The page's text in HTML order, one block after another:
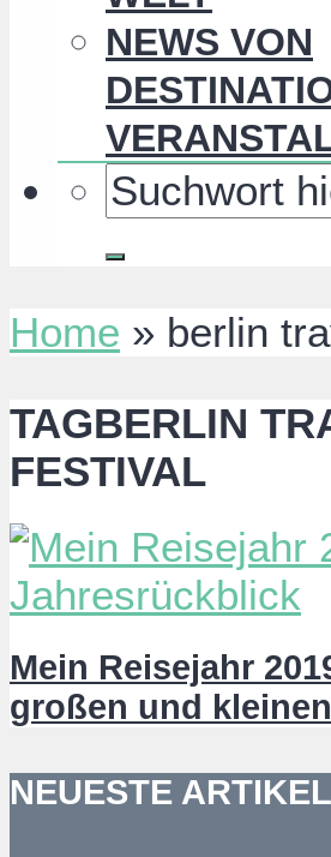
NEWS VON
Home » berlin
TAGBERLIN
FESTIVAL
Mein Reisejahr
großen und
NEUESTE ARTIKEL